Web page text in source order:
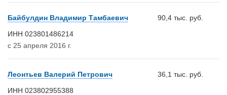
Байбулдин Владимир Тамбаевич
ИНН 023801486214
с 25 апреля 2016 г.
90,4 тыс. руб.
Леонтьев Валерий Петрович
ИНН 023802955388
36,1 тыс. руб.